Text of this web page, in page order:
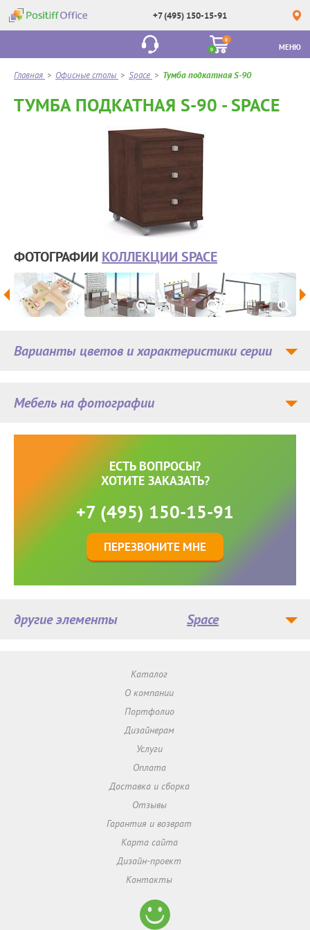
+7 (495) 150-15-91
0
0
МЕНЮ
Главная > Офисные столы > Space > Тумба подкатная S-90
ТУМБА ПОДКАТНАЯ S-90 - SPACE
ФОТОГРАФИИ КОЛЛЕКЦИИ SPACE
Мебель на фотографии
Варианты цветов и характеристики серии
ЕСТЬ ВОПРОСЫ?
ХОТИТЕ ЗАКАЗАТЬ?
+7 (495) 150-15-91
ПЕРЕЗВОНИТЕ МНЕ
другие элементы Space
Каталог
О компании
Портфолио
Дизайнерам
Услуги
Оплата
Доставка и сборка
Отзывы
Гарантия и возврат
Карта сайта
Дизайн-проект
Контакты